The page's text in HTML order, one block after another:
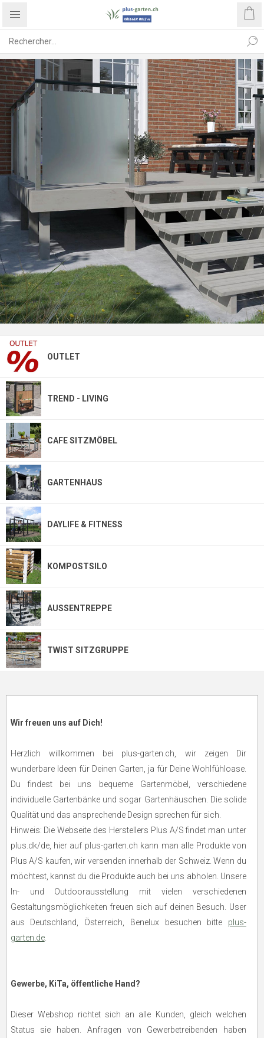
OUTLET
TREND - LIVING
CAFE SITZMÖBEL
GARTENHAUS
DAYLIFE & FITNESS
KOMPOSTSILO
AUSSENTREPPE
TWIST SITZGRUPPE
Wir freuen uns auf Dich!
Herzlich willkommen bei plus-garten.ch, wir zeigen Dir
wunderbare Ideen für Deinen Garten, ja für Deine Wohlfühloase.
Du findest bei uns bequeme Gartenmöbel, verschiedene
individuelle Gartenbänke und sogar Gartenhäuschen. Die solide
Qualität und das ansprechende Design sprechen für sich.
Hinweis: Die Webseite des Herstellers Plus A/S findet man unter
plus.dk/de, hier auf plus-garten.ch kann man alle Produkte von
Plus A/S kaufen, wir versenden innerhalb der Schweiz. Wenn du
möchtest, kannst du die Produkte auch bei uns abholen. Unsere
In- und Outdoorausstellung mit vielen verschiedenen
Gestaltungsmöglichkeiten freuen sich auf deinen Besuch. User
aus Deutschland, Österreich, Benelux besuchen bitte plus-
garten.de.
Gewerbe, KiTa, öffentliche Hand?
Dieser Webshop richtet sich an alle Kunden, gleich welchen
Status sie haben. Anfragen von Gewerbetreibenden haben